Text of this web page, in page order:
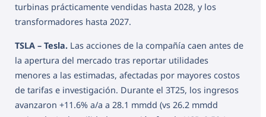
turbinas prácticamente vendidas hasta 2028, y los
transformadores hasta 2027.
TSLA – Tesla. Las acciones de la compañía caen antes de
la apertura del mercado tras reportar utilidades
menores a las estimadas, afectadas por mayores costos
de tarifas e investigación. Durante el 3T25, los ingresos
avanzaron +11.6% a/a a 28.1 mmdd (vs 26.2 mmdd